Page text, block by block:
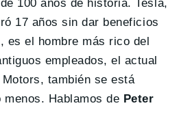
100 años de historia. Tesla,
17 años sin dar beneficios
es el hombre más rico del
empleados, el actual
también se está
Hablamos de Peter